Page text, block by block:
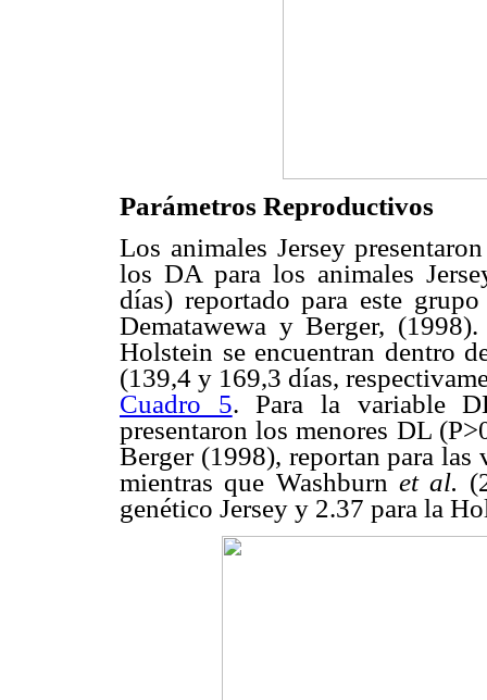
Parámetros Reproductivos
Los animales Jersey
los DA para los animales
días) reportado para este
Dematawewa y Berger,
Holstein se encuentran dentro
(139,4 y 169,3 días,
Cuadro 5. Para la variable
presentaron los menores DL
Berger (1998), reportan para
mientras que Washburnet al.
genético Jersey y 2.37 para la